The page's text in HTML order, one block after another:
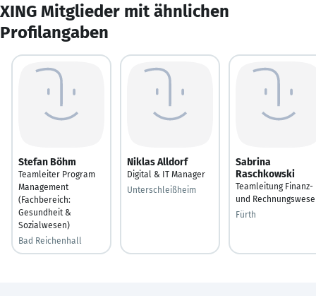
XING Mitglieder mit ähnlichen
Profilangaben
Stefan Böhm
Teamleiter Program
Management
(Fachbereich:
Gesundheit &
Sozialwesen)
Bad Reichenhall
Niklas Alldorf
Digital & IT Manager
Unterschleißheim
Sabrina
Raschkowski
Teamleitung Finanz-
und
Fürth